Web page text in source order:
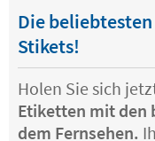
Sachen mit den
Welten der
dekorieren!
Die
Stikets!
Holen Sie sich
Etiketten mit den
dem Fernsehen.